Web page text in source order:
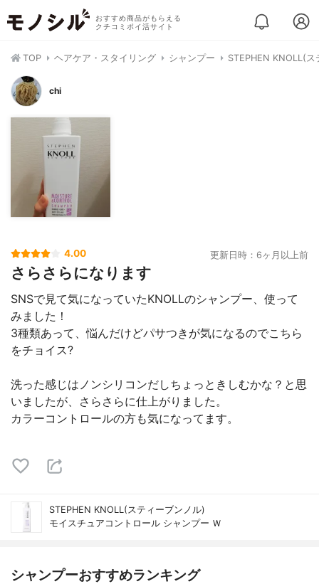
おすすめ商品がもらえる
クチコミポイ活サイト
TOP ヘアケア・スタイリング シャンプー STEPHEN KNOLL(
chi
4.00 更新日時：6ヶ月以上前
さらさらになります
SNSで見て気になっていたKNOLLのシャンプー、使って
みました！
3種類あって、悩んだけどパサつきが気になるのでこちら
をチョイス?
洗った感じはノンシリコンだしちょっときしむかな？と思
いましたが、さらさらに仕上がりました。
カラーコントロールの方も気になってます。
STEPHEN KNOLL(スティーブンノル)
モイスチュアコントロール シャンプー Ｗ
シャンプーおすすめランキング